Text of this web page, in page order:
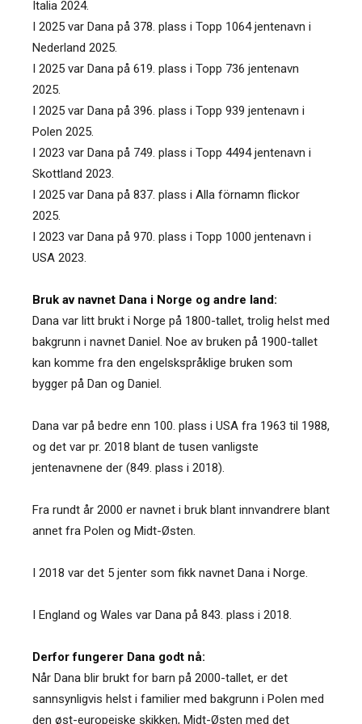
Italia 2024.
I 2025 var Dana på 378. plass i Topp 1064 jentenavn i
Nederland 2025.
I 2025 var Dana på 619. plass i Topp 736 jentenavn
2025.
I 2025 var Dana på 396. plass i Topp 939 jentenavn i
Polen 2025.
I 2023 var Dana på 749. plass i Topp 4494 jentenavn i
Skottland 2023.
I 2025 var Dana på 837. plass i Alla förnamn flickor
2025.
I 2023 var Dana på 970. plass i Topp 1000 jentenavn i
USA 2023.
Bruk av navnet Dana i Norge og andre land:
Dana var litt brukt i Norge på 1800-tallet, trolig helst med
bakgrunn i navnet Daniel. Noe av bruken på 1900-tallet
kan komme fra den engelskspråklige bruken som
bygger på Dan og Daniel.
Dana var på bedre enn 100. plass i USA fra 1963 til 1988,
og det var pr. 2018 blant de tusen vanligste
jentenavnene der (849. plass i 2018).
Fra rundt år 2000 er navnet i bruk blant innvandrere blant
annet fra Polen og Midt-Østen.
I 2018 var det 5 jenter som fikk navnet Dana i Norge.
I England og Wales var Dana på 843. plass i 2018.
Derfor fungerer Dana godt nå:
Når Dana blir brukt for barn på 2000-tallet, er det
sannsynligvis helst i familier med bakgrunn i Polen med
den øst-europeiske skikken, Midt-Østen med det